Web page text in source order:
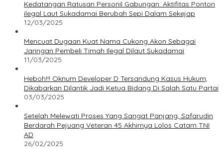
Kedatangan Ratusan Personil Gabungan: Aktifitas Ponton
ilegal Laut Sukadamai Berubah Sepi Dalam Sekejap
12/03/2025
Mencuat Dugaan Kuat Nama Cukong Akon Sebagai
Jaringan Pembeli Timah Ilegal Dilaut Sukadamai
11/03/2025
Heboh!!! Oknum Developer D Tersandung Kasus Hukum,
Dikabarkan Dilantik Jadi Ketua Bidang Di Salah Satu Partai
03/03/2025
Setelah Melewati Proses Yang Sangat Panjang, Safarudin
Berdarah Pejuang Veteran 45 Akhirnya Lolos Catam TNI
AD
26/02/2025